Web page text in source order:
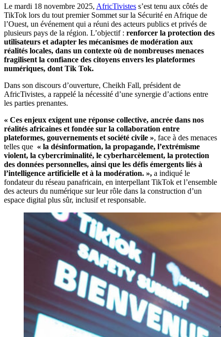
Le mardi 18 novembre 2025, AfricTivistes s’est tenu aux côtés de
TikTok lors du tout premier Sommet sur la Sécurité en Afrique de
l’Ouest, un événement qui a réuni des acteurs publics et privés de
plusieurs pays de la région. L’objectif : renforcer la protection des
utilisateurs et adapter les mécanismes de modération aux
réalités locales, dans un contexte où de nombreuses menaces
fragilisent la confiance des citoyens envers les plateformes
numériques, dont Tik Tok.
Dans son discours d’ouverture, Cheikh Fall, président de
AfricTivistes, a rappelé la nécessité d’une synergie d’actions entre
les parties prenantes.
« Ces enjeux exigent une réponse collective, ancrée dans nos
réalités africaines et fondée sur la collaboration entre
plateformes, gouvernements et société civile », face à des menaces
telles que « la désinformation, la propagande, l’extrémisme
violent, la cybercriminalité, le cyberharcèlement, la protection
des données personnelles, ainsi que les défis émergents liés à
l’intelligence artificielle et à la modération. », a indiqué le
fondateur du réseau panafricain, en interpellant TikTok et l’ensemble
des acteurs du numérique sur leur rôle dans la construction d’un
espace digital plus sûr, inclusif et responsable.